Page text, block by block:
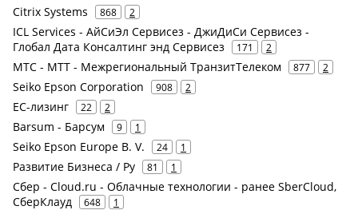
Citrix Systems 868 2
ICL Services - АйСиЭл Сервисез - ДжиДиСи Сервисез -
Глобал Дата Консалтинг энд Сервисез
171 2
МТС - МТТ - Межрегиональный ТранзитТелеком 877 2
Seiko Epson Corporation 908 2
ЕС-лизинг 22 2
Barsum - Барсум 9 1
Seiko Epson Europe B. V. 24 1
Развитие Бизнеса / Ру 81 1
Сбер - Cloud.ru - Облачные технологии - ранее SberCloud,
СберКлауд
648 1